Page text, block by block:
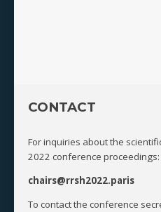
CONTACT
For inquiries about the
2022 conference proceedings:
chairs@rrsh2022.paris
To contact the conference